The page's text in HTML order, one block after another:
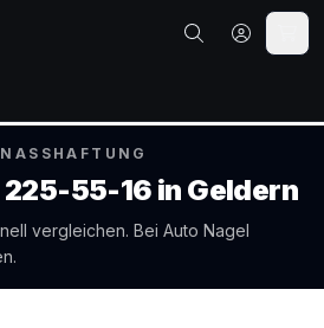
225-55-16 in Geldern
vergleichen. Bei Auto Nagel